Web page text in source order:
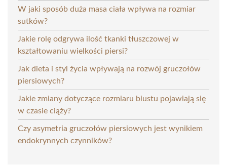
W jaki sposób duża masa ciała wpływa na rozmiar
sutków?
Jakie rolę odgrywa ilość tkanki tłuszczowej w
kształtowaniu wielkości piersi?
Jak dieta i styl życia wpływają na rozwój gruczołów
piersiowych?
Jakie zmiany dotyczące rozmiaru biustu pojawiają się
w czasie ciąży?
Czy asymetria gruczołów piersiowych jest wynikiem
endokrynnych czynników?